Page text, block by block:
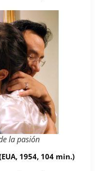
la pasión
1954, 104 min.)